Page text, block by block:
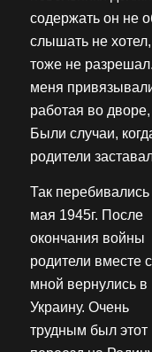
содержать он не
слышать не
тоже не
меня
работая во
Были случаи,
родители
Так перебивались
мая 1945г. После
окончания войны
родители вместе
мной вернулись в
Украину. Очень
трудным был этот